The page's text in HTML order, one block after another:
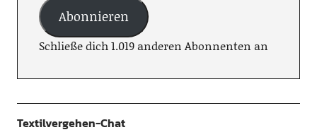
Abonnieren
Schließe dich 1.019 anderen Abonnenten an
Textilvergehen-Chat